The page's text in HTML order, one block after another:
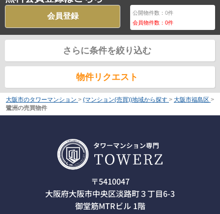
会員登録 公開物件数：0件
会員物件数：0件
さらに条件を絞り込む
物件リクエスト
大阪市のタワーマンション > (マンション(売買))地域から探す > 大阪市福島区 >
鷺洲の売買物件
〒5410047
大阪府大阪市中央区淡路町３丁目6-3
御堂筋MTRビル 1階